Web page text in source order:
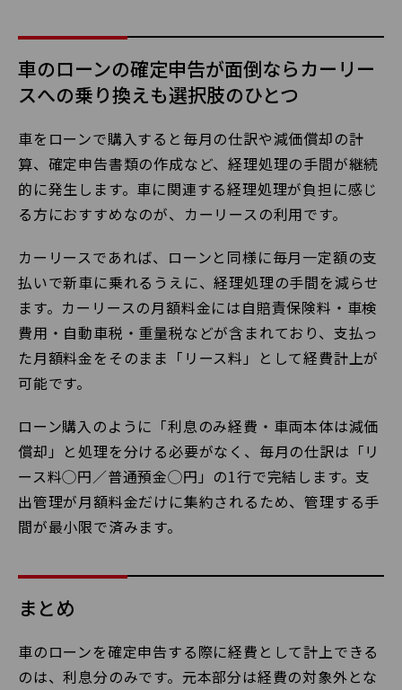
車のローンの確定申告が面倒ならカーリー
スへの乗り換えも選択肢のひとつ
車をローンで購入すると毎月の仕訳や減価償却の計
算、確定申告書類の作成など、経理処理の手間が継続
的に発生します。車に関連する経理処理が負担に感じ
る方におすすめなのが、カーリースの利用です。
カーリースであれば、ローンと同様に毎月一定額の支
払いで新車に乗れるうえに、経理処理の手間を減らせ
ます。カーリースの月額料金には自賠責保険料・車検
費用・自動車税・重量税などが含まれており、支払っ
た月額料金をそのまま「リース料」として経費計上が
可能です。
ローン購入のように「利息のみ経費・車両本体は減価
償却」と処理を分ける必要がなく、毎月の仕訳は「リ
ース料◯円／普通預金◯円」の1行で完結します。支
出管理が月額料金だけに集約されるため、管理する手
間が最小限で済みます。
まとめ
車のローンを確定申告する際に経費として計上できる
のは、利息分のみです。元本部分は経費の対象外とな